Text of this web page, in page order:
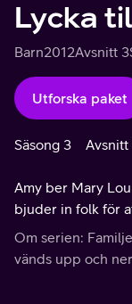
Lycka
Barn2012Avsnitt 3
Utforska paket
Säsong 3
Amy ber Mary
bjuder in folk för
Om serien:
vänds upp och